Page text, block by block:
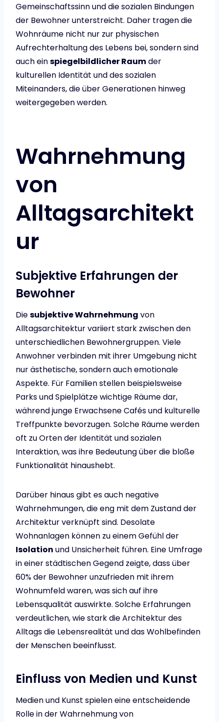
Gemeinschaftssinn und die sozialen Bindungen
der Bewohner unterstreicht. Daher tragen die
Wohnräume nicht nur zur physischen
Aufrechterhaltung des Lebens bei, sondern sind
auch einspiegelbildlicher Raumder
kulturellen Identität und des sozialen
Miteinanders, die über Generationen hinweg
weitergegeben werden.
Wahrnehmung
von
Alltagsarchitekt
ur
Subjektive Erfahrungen der
Bewohner
Diesubjektive Wahrnehmung von
Alltagsarchitektur variiert stark zwischen den
unterschiedlichen Bewohnergruppen. Viele
Anwohner verbinden mit ihrer Umgebung nicht
nur ästhetische, sondern auch emotionale
Aspekte. Für Familien stellen beispielsweise
Parks und Spielplätze wichtige Räume dar,
während junge Erwachsene Cafés und kulturelle
Treffpunkte bevorzugen. Solche Räume werden
oft zu Orten der Identität und sozialen
Interaktion, was ihre Bedeutung über die bloße
Funktionalität hinaushebt.
Darüber hinaus gibt es auch negative
Wahrnehmungen, die eng mit dem Zustand der
Architektur verknüpft sind. Desolate
Wohnanlagen können zu einem Gefühl der
Isolation und Unsicherheit führen. Eine Umfrage
in einer städtischen Gegend zeigte, dass über
60% der Bewohner unzufrieden mit ihrem
Wohnumfeld waren, was sich auf ihre
Lebensqualität auswirkte. Solche Erfahrungen
verdeutlichen, wie stark die Architektur des
Alltags die Lebensrealität und das Wohlbefinden
der Menschen beeinflusst.
Einfluss von Medien und Kunst
Medien und Kunst spielen eine entscheidende
Rolle in der Wahrnehmung von